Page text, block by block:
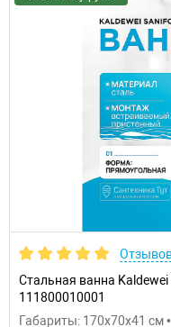
Стальная ванна
111800010001
Габариты: 170x70x41 см